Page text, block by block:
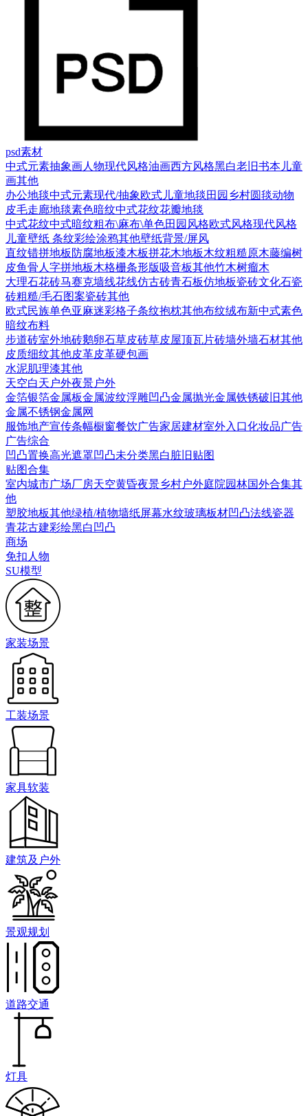
psd素材
中式元素抽象画人物现代风格油画西方风格黑白老旧书本 儿童
画其他
办公地毯中式元素现代/抽象欧式 儿童地毯 田园乡村圆毯动物
皮毛走廊地毯素色暗纹中式花纹花瓣地毯
中式花纹中式暗纹粗布\麻布\单色田园风格欧式风格现代风格
儿童壁纸 条纹彩绘涂鸦其他壁纸背景/屏风
直纹错拼地板 防腐地板漆木板拼花木地板木纹粗糙原木藤编树
皮鱼骨人字拼地板木格栅条形版吸音板其他竹木树瘤木
大理石花砖马赛克墙线花线仿古砖青石板仿地板瓷砖文化石瓷
砖粗糙/毛石图案瓷砖其他
欧式民族单色亚麻迷彩格子条纹抱枕其他布纹绒布新中式素色
暗纹布料
步道砖室外地砖鹅卵石草皮砖草皮屋顶瓦片砖墙外墙石材其他
皮质细纹其他皮革皮革硬包画
水泥肌理漆其他
天空白天户外夜景户外
金箔银箔金属板金属波纹浮雕凹凸金属抛光金属铁锈破旧其他
金属不锈钢金属网
服饰地产宣传条幅橱窗餐饮广告家居建材室外入口化妆品广告
广告综合
凹凸置换高光遮罩凹凸未分类黑白脏旧贴图
贴图合集
室内城市广场厂房天空黄昏夜景乡村户外庭院园林国外合集其
他
塑胶地板其他绿植/植物墙纸屏幕水纹玻璃板材凹凸法线瓷器
青花古建彩绘黑白凹凸
商场
免扣人物
SU模型
家装场景
工装场景
家具软装
建筑及户外
景观规划
道路交通
灯具